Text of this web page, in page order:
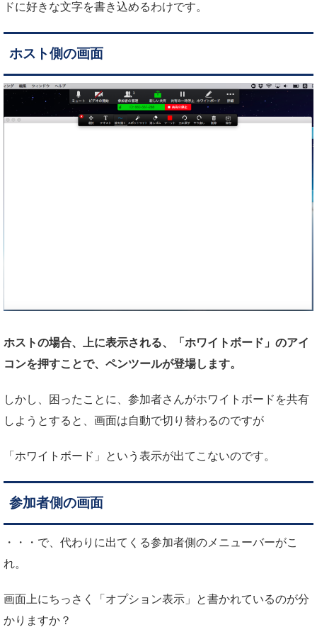
ドに好きな文字を書き込めるわけです。
ホスト側の画面
ホストの場合、上に表示される、「ホワイトボード」のアイ
コンを押すことで、ペンツールが登場します。
しかし、困ったことに、参加者さんがホワイトボードを共有
しようとすると、画面は自動で切り替わるのですが
「ホワイトボード」という表示が出てこないのです。
参加者側の画面
・・・で、代わりに出てくる参加者側のメニューバーがこ
れ。
画面上にちっさく「オプション表示」と書かれているのが分
かりますか？